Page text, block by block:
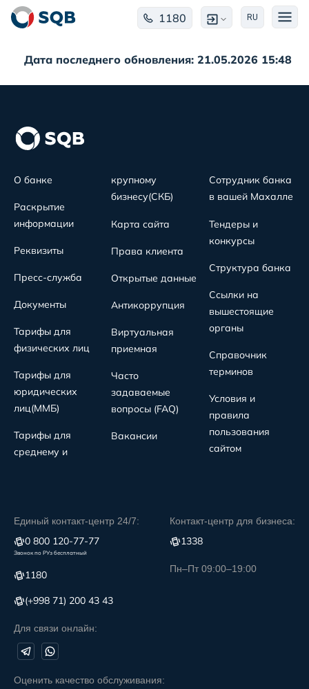
1180 RU
Дата последнего обновления: 21.05.2026 15:48
О банке
Раскрытие
информации
Реквизиты
Пресс-служба
Документы
Тарифы для
физических лиц
Тарифы для
юридических
лиц(MMБ)
Тарифы для
среднему и
крупному
бизнесу(СКБ)
Карта сайта
Права клиента
Открытые данные
Антикоррупция
Виртуальная
приемная
Часто
задаваемые
вопросы (FAQ)
Вакансии
Сотрудник банка
в вашей Махалле
Тендеры и
конкурсы
Структура банка
Ссылки на
вышестоящие
органы
Справочник
терминов
Условия и
правила
пользования
сайтом
Единый контакт-центр 24/7:
0 800 120-77-77
Звонок по РУз бесплатный
1180
(+998 71) 200 43 43
Для связи онлайн:
Контакт-центр для бизнеса:
1338
Пн–Пт 09:00–19:00
Оценить качество обслуживания: